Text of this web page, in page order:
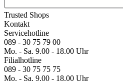
Trusted Shops
Kontakt
Servicehotline
089 - 30 75 79 00
Mo. - Sa. 9.00 - 18.00 Uhr
Filialhotline
089 - 30 75 75 75
Mo. - Sa. 9.00 - 18.00 Uhr